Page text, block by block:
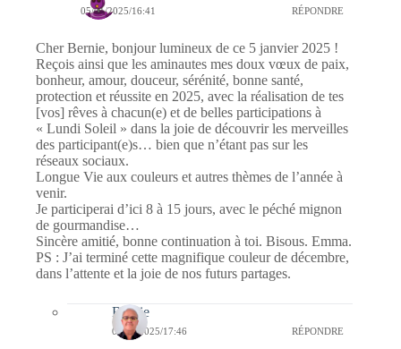
05/01/2025/16:41 RÉPONDRE
Cher Bernie, bonjour lumineux de ce 5 janvier 2025 !
Reçois ainsi que les aminautes mes doux vœux de paix,
bonheur, amour, douceur, sérénité, bonne santé,
protection et réussite en 2025, avec la réalisation de tes
[vos] rêves à chacun(e) et de belles participations à
« Lundi Soleil » dans la joie de découvrir les merveilles
des participant(e)s… bien que n’étant pas sur les
réseaux sociaux.
Longue Vie aux couleurs et autres thèmes de l’année à
venir.
Je participerai d’ici 8 à 15 jours, avec le péché mignon
de gourmandise…
Sincère amitié, bonne continuation à toi. Bisous. Emma.
PS : J’ai terminé cette magnifique couleur de décembre,
dans l’attente et la joie de nos futurs partages.
Bernie
07/01/2025/17:46 RÉPONDRE